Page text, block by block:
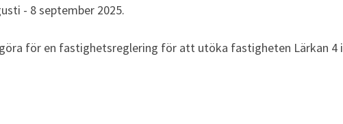
- 8 september 2025.
för en fastighetsreglering för att utöka fastigheten Lärkan 4 i